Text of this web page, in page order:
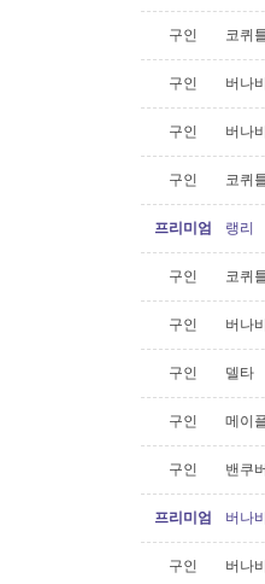
구인 코퀴
구인 버나비
구인 버나비
구인 코퀴
프리미엄 랭리
구인 코퀴
구인 버나비
구인 델타
구인 메이
구인 밴쿠버
프리미엄 버나비
구인 버나비